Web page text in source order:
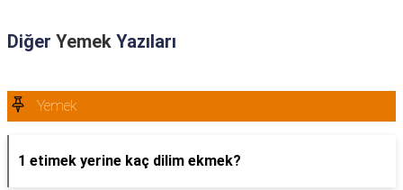
Diğer Yemek Yazıları
Yemek
1 etimek yerine kaç dilim ekmek?